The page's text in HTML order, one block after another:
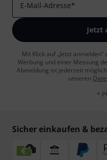
E-Mail-Adresse*
Jetzt
Mit Klick auf „Jetzt
Werbung und einer Messung
Abmeldung ist jederzeit
unseren
*
Sicher einkaufen &